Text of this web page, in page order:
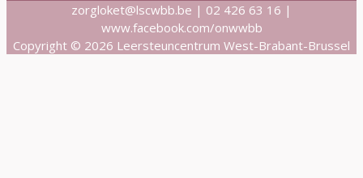
zorgloket@lscwbb.be | 02 426 63 16 |
www.facebook.com/onwwbb
Copyright © 2026 Leersteuncentrum West-Brabant-Brussel